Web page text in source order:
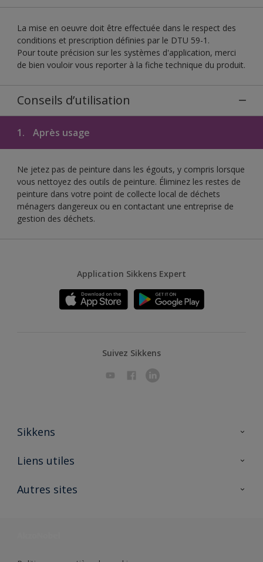
La mise en oeuvre doit être effectuée dans le respect des
conditions et prescription définies par le DTU 59-1.
Pour toute précision sur les systèmes d'application, merci
de bien vouloir vous reporter à la fiche technique du produit.
Conseils d’utilisation
1. Après usage
Ne jetez pas de peinture dans les égouts, y compris lorsque
vous nettoyez des outils de peinture. Éliminez les restes de
peinture dans votre point de collecte local de déchets
ménagers dangereux ou en contactant une entreprise de
gestion des déchets.
Application Sikkens Expert
Suivez Sikkens
Sikkens
A propos de Sikkens
Liens utiles
Ouvrir un magasin PASS
Autres sites